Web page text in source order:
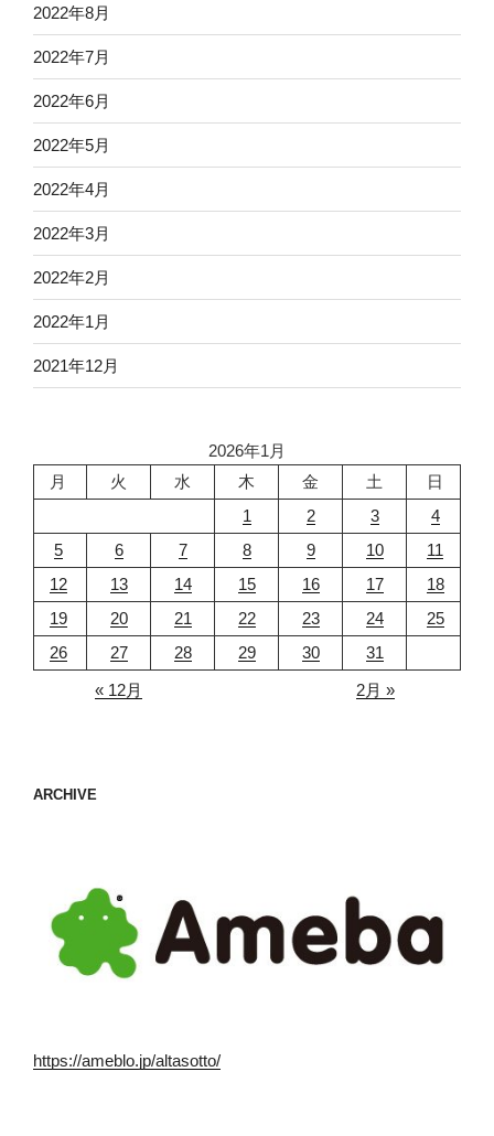
2022年8月
2022年7月
2022年6月
2022年5月
2022年4月
2022年3月
2022年2月
2022年1月
2021年12月
2026年1月
月
火 水 木 金 土
日
1
2 3
4
5
6 7 8 9 10
11
12
13 14 15 16 17
18
19
20 21 22 23 24
25
26
27 28 29 30
31
« 12月
2月 »
ARCHIVE
https://ameblo.jp/altasotto/